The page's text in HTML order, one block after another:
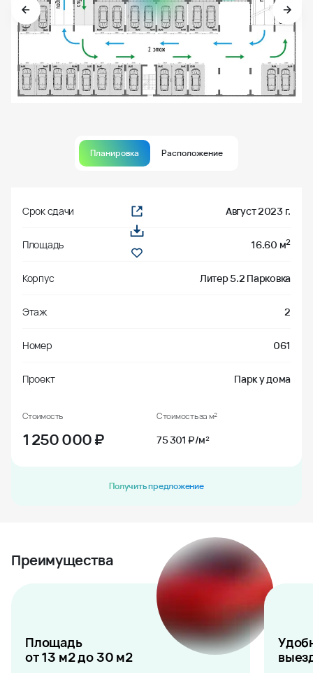
Планировка Расположение
Срок сдачи Август 2023 г.
Площадь 16.60 м2
Корпус Литер 5.2 Парковка
Этаж 2
Номер 061
Проект Парк у дома
Стоимость
1 250 000₽
Стоимость за м²
75 301 ₽/м²
Получить предложение
Преимущества
Площадь
от 13 м2 до 30 м2